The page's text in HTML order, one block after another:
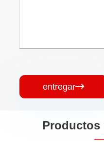
entregar
Productos